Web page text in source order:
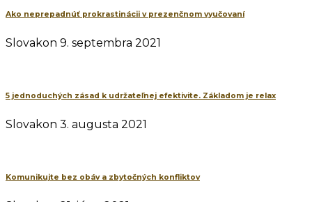
Ako neprepadnúť prokrastinácii v prezenčnom vyučovaní
Slovakon 9. septembra 2021
5 jednoduchých zásad k udržateľnej efektivite. Základom je relax
Slovakon 3. augusta 2021
Komunikujte bez obáv a zbytočných konfliktov